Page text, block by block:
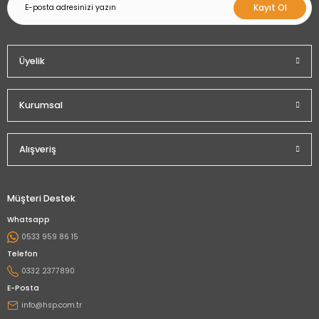
Kayıt Ol
Üyelik
Kurumsal
Alışveriş
Müşteri Destek
Whatsapp
0533 959 86 15
Telefon
0332 2377890
E-Posta
info@hsp.com.tr